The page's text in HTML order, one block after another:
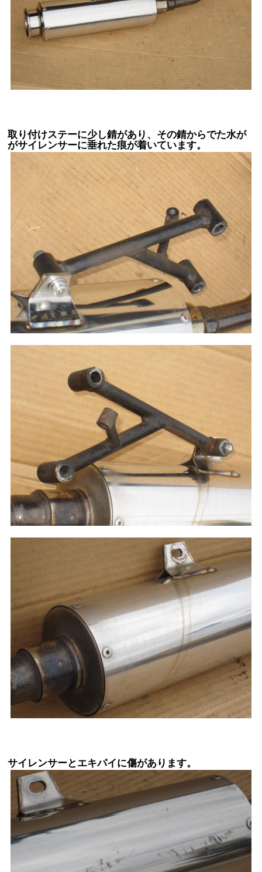
取り付けステーに少し錆があり、その錆からでた水が
がサイレンサーに垂れた痕が着いています。
サイレンサーとエキパイに傷があります。